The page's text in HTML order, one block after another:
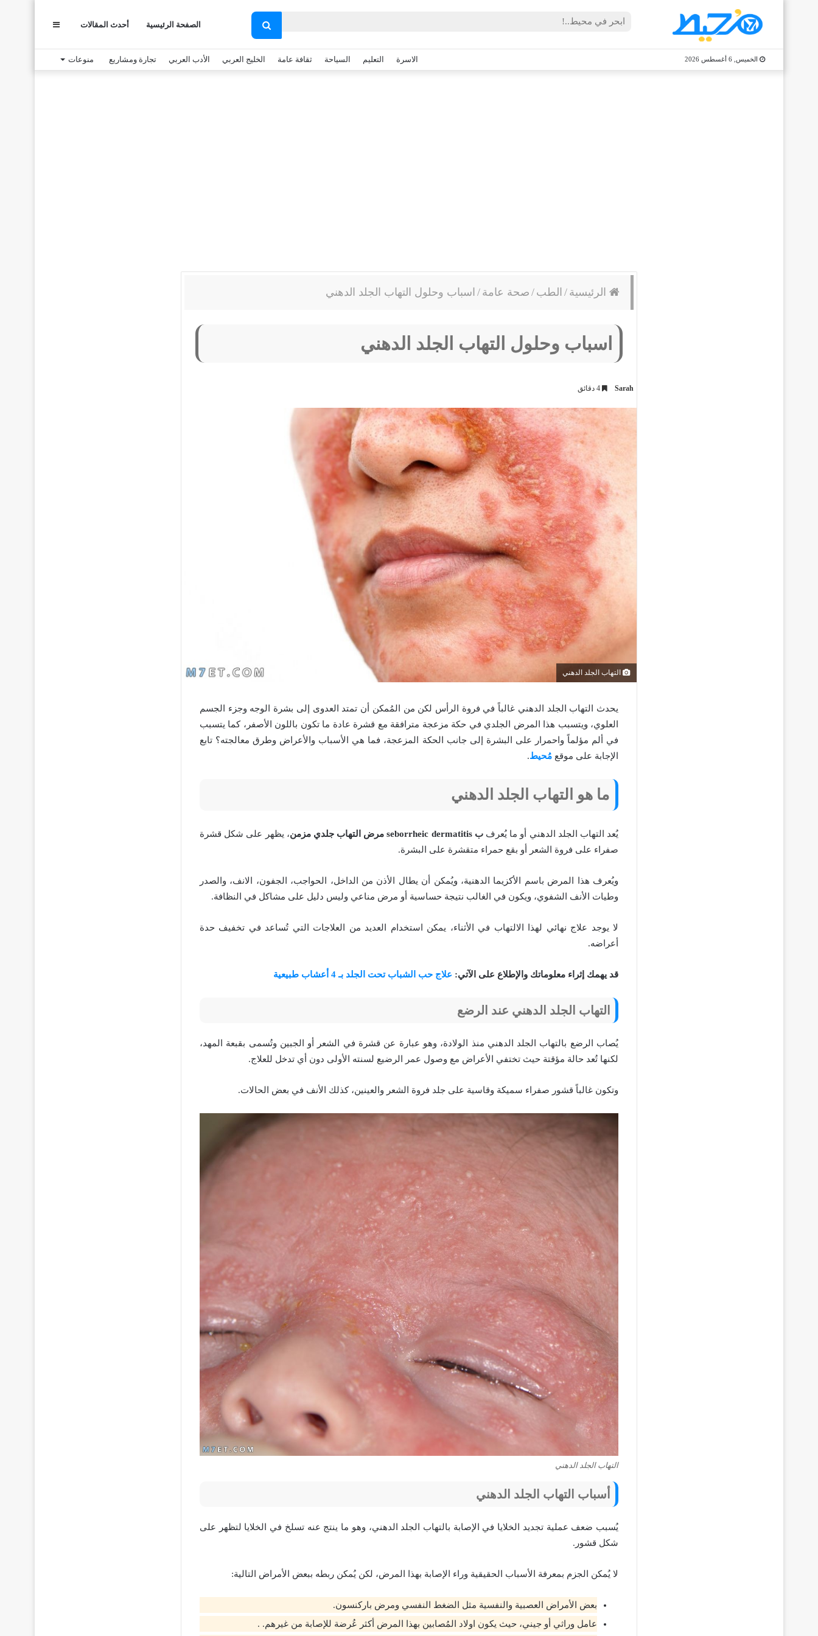
بحث
عن
الصفحة الرئيسية أحدث المقالات
الخميس, 6 أغسطس 2026 الاسرة التعليم السياحة ثقافة عامة الخليج العربي الأدب العربي تجارة ومشاريع منوعات
الرئيسية / الطب / صحة عامة / اسباب وحلول التهاب الجلد الدهني
اسباب وحلول التهاب الجلد الدهني
Sarah
التهاب الجلد الدهني
يحدث التهاب الجلد الدهني غالباً في فروة الرأس لكن من المُمكن أن تمتد العدوى إلى بشرة الوجه وجزء الجسم
العلوي، ويتسبب هذا المرض الجلدي في حكة مزعجة مترافقة مع قشرة عادة ما تكون باللون الأصفر، كما يتسبب
في ألم مؤلماً واحمرار على البشرة إلى جانب الحكة المزعجة، فما هي الأسباب والأعراض وطرق معالجته؟ تابع
الإجابة على موقع مُحيط.
ما هو التهاب الجلد الدهني
يُعد التهاب الجلد الدهني أو ما يُعرفب seborrheic dermatitis مرض التهاب جلدي مزمن
، يظهر على شكل قشرة
صفراء على فروة الشعر أو بقع حمراء متقشرة على البشرة.
ويُعرف هذا المرض باسم الأكزيما الدهنية، ويُمكن أن يطال الأذن من الداخل، الحواجب، الجفون، الانف، والصدر
وطيات الأنف الشفوي، ويكون في الغالب نتيجة حساسية أو مرض مناعي وليس دليل على مشاكل في النظافة.
لا يوجد علاج نهائي لهذا الالتهاب في الأثناء، يمكن استخدام العديد من العلاجات التي تُساعد في تخفيف حدة
أعراضه.
قد يهمك إثراء معلوماتك والإطلاع على الآتي: علاج حب الشباب تحت الجلد بـ 4 أعشاب طبيعية
التهاب الجلد الدهني عند الرضع
يُصاب الرضع بالتهاب الجلد الدهني منذ الولادة، وهو عبارة عن قشرة في الشعر أو الجبين وتُسمى بقبعة المهد،
لكنها تُعد حالة مؤقتة حيث تختفي الأعراض مع وصول عمر الرضيع لسنته الأولى دون أي تدخل للعلاج.
وتكون غالباً قشور صفراء سميكة وقاسية على جلد فروة الشعر والعينين، كذلك الأنف في بعض الحالات.
التهاب الجلد الدهني
أسباب التهاب الجلد الدهني
يُسبب ضعف عملية تجديد الخلايا في الإصابة بالتهاب الجلد الدهني، وهو ما ينتج عنه تسلخ في الخلايا لتظهر على
شكل قشور.
لا يُمكن الجزم بمعرفة الأسباب الحقيقية وراء الإصابة بهذا المرض، لكن يُمكن ربطه ببعض الأمراض التالية:
بعض الأمراض العصبية والنفسية مثل الضغط النفسي ومرض باركنسون.
عامل وراثي أو جيني، حيث يكون اولاد المُصابين بهذا المرض أكثر عُرضة للإصابة من غيرهم. .